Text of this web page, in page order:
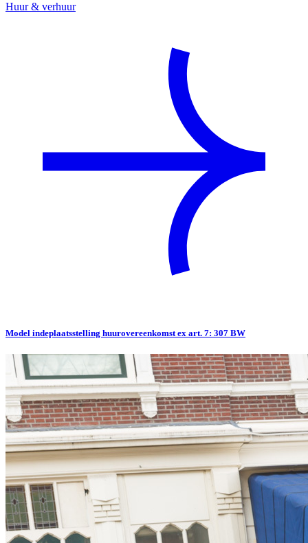
Huur & verhuur
Model indeplaatsstelling huurovereenkomst ex art. 7: 307 BW